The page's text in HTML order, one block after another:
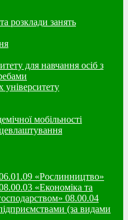
розклади занять
для навчання осіб з
мобільності
«Рослинництво»
«Економіка та
08.00.04
(за видами